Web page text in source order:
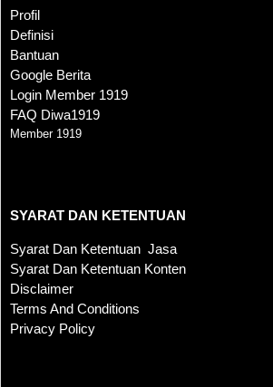
Profil
Definisi
Bantuan
Google Berita
Login Member 1919
FAQ Diwa1919
Member 1919
SYARAT DAN KETENTUAN
Syarat Dan Ketentuan Jasa
Syarat Dan Ketentuan Konten
Disclaimer
Terms And Conditions
Privacy Policy